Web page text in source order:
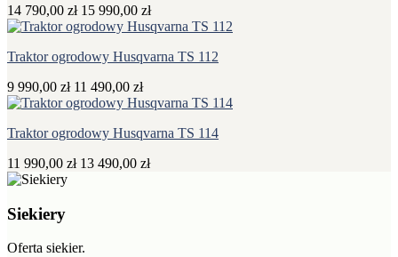
14 790,00 zł 15 990,00 zł
Traktor ogrodowy Husqvarna TS 112
9 990,00 zł 11 490,00 zł
Traktor ogrodowy Husqvarna TS 114
11 990,00 zł 13 490,00 zł
Siekiery
Oferta siekier.